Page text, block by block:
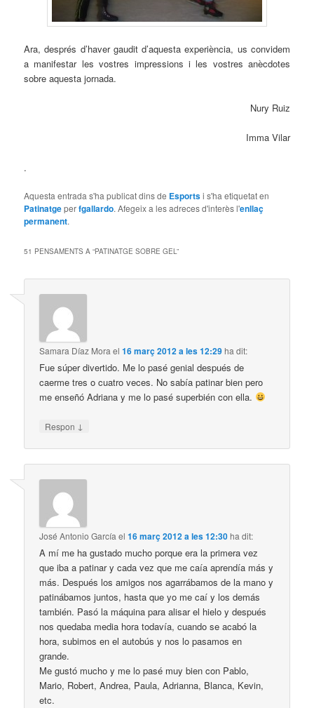
Ara, després d’haver gaudit d’aquesta experiència, us convidem
a manifestar les vostres impressions i les vostres anècdotes
sobre aquesta jornada.
Nury Ruiz
Imma Vilar
.
Aquesta entrada s'ha publicat dins de Esportsi s'ha etiquetat en
Patinatgeperfgallardo. Afegeix a les adreces d'interès l'enllaç
permanent.
51 PENSAMENTS A “PATINATGE SOBRE GEL”
Samara Díaz Mora el16 març 2012 a les 12:29ha dit:
Fue súper divertido. Me lo pasé genial después de
caerme tres o cuatro veces. No sabía patinar bien pero
me enseñó Adriana y me lo pasé superbién con ella.
Respon ↓
José Antonio García el16 març 2012 a les 12:30ha dit:
A mí me ha gustado mucho porque era la primera vez
que iba a patinar y cada vez que me caía aprendía más y
más. Después los amigos nos agarrábamos de la mano y
patinábamos juntos, hasta que yo me caí y los demás
también. Pasó la máquina para alisar el hielo y después
nos quedaba media hora todavía, cuando se acabó la
hora, subimos en el autobús y nos lo pasamos en
grande.
Me gustó mucho y me lo pasé muy bien con Pablo,
Mario, Robert, Andrea, Paula, Adrianna, Blanca, Kevin,
etc.